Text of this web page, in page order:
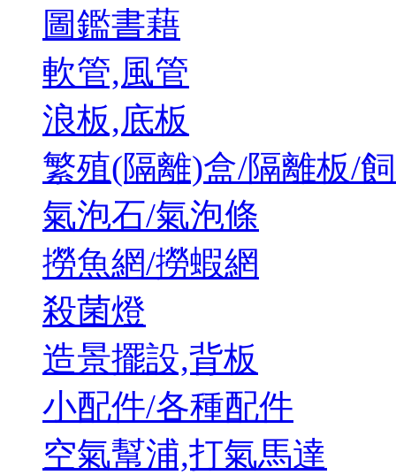
圖鑑書藉
軟管,風管
浪板,底板
繁殖(隔離)盒/隔離板/
氣泡石/氣泡條
撈魚網/撈蝦網
殺菌燈
造景擺設,背板
小配件/各種配件
空氣幫浦,打氣馬達